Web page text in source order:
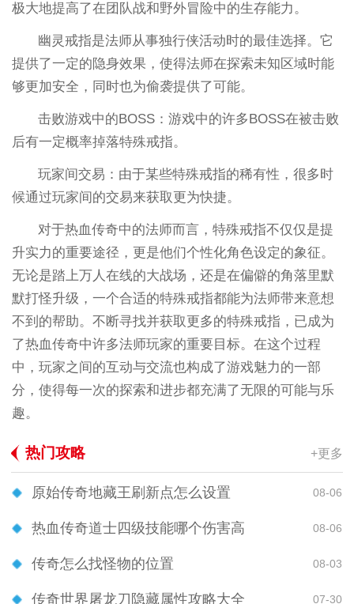
极大地提高了在团队战和野外冒险中的生存能力。
幽灵戒指是法师从事独行侠活动时的最佳选择。它
提供了一定的隐身效果，使得法师在探索未知区域时能
够更加安全，同时也为偷袭提供了可能。
击败游戏中的BOSS：游戏中的许多BOSS在被击败
后有一定概率掉落特殊戒指。
玩家间交易：由于某些特殊戒指的稀有性，很多时
候通过玩家间的交易来获取更为快捷。
对于热血传奇中的法师而言，特殊戒指不仅仅是提
升实力的重要途径，更是他们个性化角色设定的象征。
无论是踏上万人在线的大战场，还是在偏僻的角落里默
默打怪升级，一个合适的特殊戒指都能为法师带来意想
不到的帮助。不断寻找并获取更多的特殊戒指，已成为
了热血传奇中许多法师玩家的重要目标。在这个过程
中，玩家之间的互动与交流也构成了游戏魅力的一部
分，使得每一次的探索和进步都充满了无限的可能与乐
趣。
热门攻略 +更多
原始传奇地藏王刷新点怎么设置 08-06
热血传奇道士四级技能哪个伤害高 08-06
传奇怎么找怪物的位置 08-03
传奇世界屠龙刀隐藏属性攻略大全 07-30